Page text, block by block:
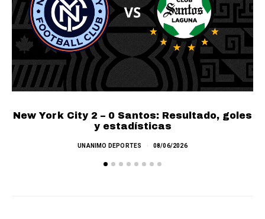
New York City 2 – 0 Santos: Resultado, goles
y estadísticas
UNANIMO DEPORTES 08/06/2026